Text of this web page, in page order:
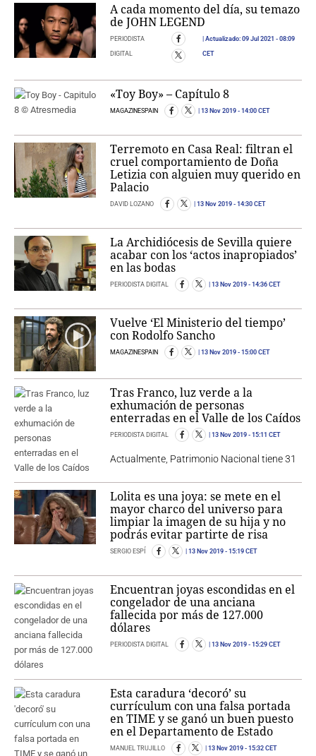
A cada momento del día, su temazo
de JOHN LEGEND
PERIODISTA
DIGITAL
Actualizado:09 Jul 2021 - 08:09
CET
«Toy Boy» – Capítulo 8
MAGAZINESPAIN 13 Nov 2019 - 14:00 CET
Terremoto en Casa Real: filtran el
cruel comportamiento de Doña
Letizia con alguien muy querido en
Palacio
DAVID LOZANO 13 Nov 2019 - 14:30 CET
La Archidiócesis de Sevilla quiere
acabar con los ‘actos inapropiados’
en las bodas
PERIODISTA DIGITAL 13 Nov 2019 - 14:36 CET
Vuelve ‘El Ministerio del tiempo’
con Rodolfo Sancho
MAGAZINESPAIN 13 Nov 2019 - 15:00 CET
Tras Franco, luz verde a la
exhumación de personas
enterradas en el Valle de los Caídos
PERIODISTA DIGITAL 13 Nov 2019 - 15:11 CET
Actualmente, Patrimonio Nacional tiene 31
Lolita es una joya: se mete en el
mayor charco del universo para
limpiar la imagen de su hija y no
podrás evitar partirte de risa
SERGIO ESPÍ 13 Nov 2019 - 15:19 CET
Encuentran joyas escondidas en el
congelador de una anciana
fallecida por más de 127.000
dólares
PERIODISTA DIGITAL 13 Nov 2019 - 15:29 CET
Esta caradura ‘decoró’ su
currículum con una falsa portada
en TIME y se ganó un buen puesto
en el Departamento de Estado
MANUEL TRUJILLO 13 Nov 2019 - 15:32 CET